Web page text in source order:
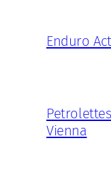
Enduro
Vienna